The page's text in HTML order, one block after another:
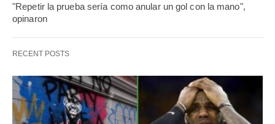
"Repetir la prueba sería como anular un gol con la mano",
opinaron
RECENT POSTS